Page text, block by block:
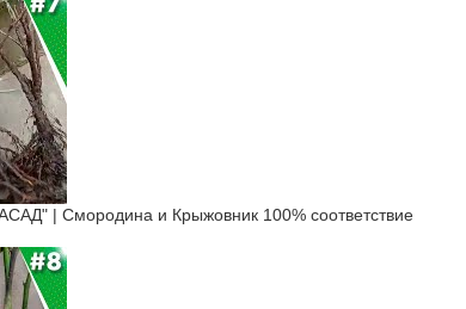
| Смородина и Крыжовник 100% соответствие